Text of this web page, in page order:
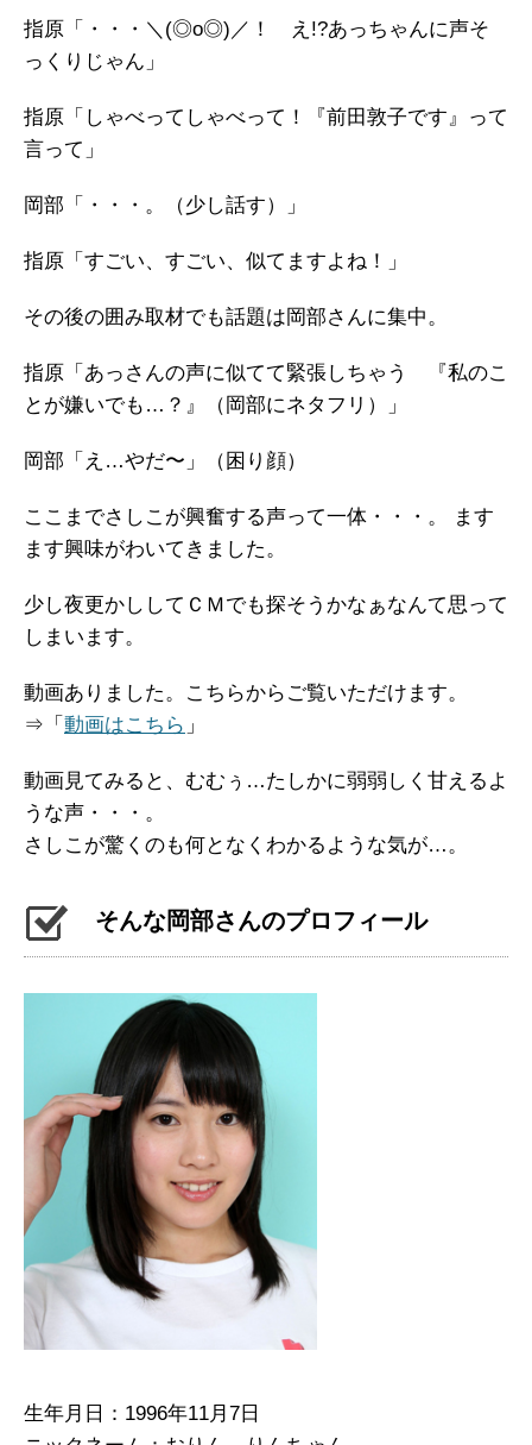
指原「・・・＼(◎o◎)／！ え!?あっちゃんに声そ
っくりじゃん」
指原「しゃべってしゃべって！『前田敦子です』って
言って」
岡部「・・・。（少し話す）」
指原「すごい、すごい、似てますよね！」
その後の囲み取材でも話題は岡部さんに集中。
指原「あっさんの声に似てて緊張しちゃう 『私のこ
とが嫌いでも…？』（岡部にネタフリ）」
岡部「え…やだ〜」（困り顔）
ここまでさしこが興奮する声って一体・・・。 ます
ます興味がわいてきました。
少し夜更かししてＣＭでも探そうかなぁなんて思って
しまいます。
動画ありました。こちらからご覧いただけます。
⇒「 動画はこちら 」
動画見てみると、むむぅ…たしかに弱弱しく甘えるよ
うな声・・・。
さしこが驚くのも何となくわかるような気が…。
そんな岡部さんのプロフィール
生年月日：1996年11月7日